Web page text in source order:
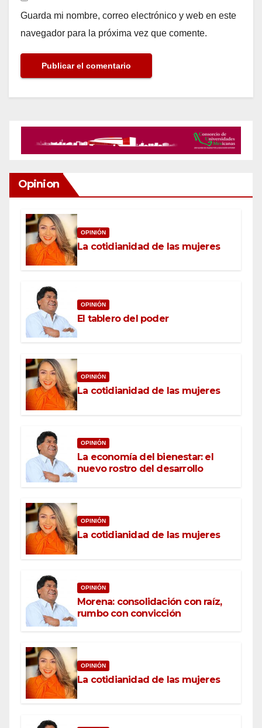
Guarda mi nombre, correo electrónico y web en este
navegador para la próxima vez que comente.
Opinion
OPINIÓN
La cotidianidad de las mujeres
OPINIÓN
El tablero del poder
OPINIÓN
La cotidianidad de las mujeres
OPINIÓN
La economía del bienestar: el
nuevo rostro del desarrollo
OPINIÓN
La cotidianidad de las mujeres
OPINIÓN
Morena: consolidación con raíz,
rumbo con convicción
OPINIÓN
La cotidianidad de las mujeres